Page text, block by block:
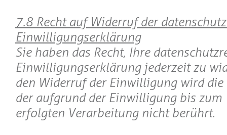
7.8 Recht auf Widerruf der
Einwilligungserklärung
Sie haben das Recht, Ihre
Einwilligungserklärung jederzeit zu
den Widerruf der Einwilligung wird die
der aufgrund der Einwilligung bis zum
erfolgten Verarbeitung nicht berührt.